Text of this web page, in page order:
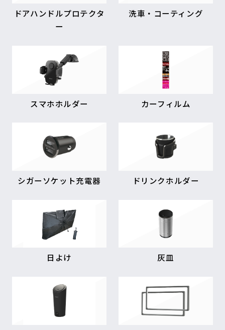
ドアハンドルプロテクタ
ー
洗車・コーティング
スマホホルダー カーフィルム
シガーソケット充電器 ドリンクホルダー
日よけ 灰皿